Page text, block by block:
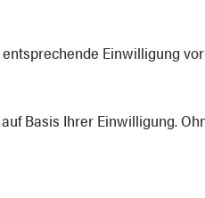
Einwilligung
Basis Ihrer Einwilligung.